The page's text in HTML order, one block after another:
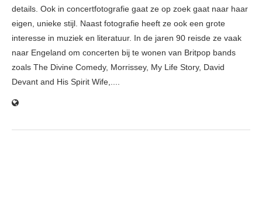
details. Ook in concertfotografie gaat ze op zoek gaat naar haar
eigen, unieke stijl. Naast fotografie heeft ze ook een grote
interesse in muziek en literatuur. In de jaren 90 reisde ze vaak
naar Engeland om concerten bij te wonen van Britpop bands
zoals The Divine Comedy, Morrissey, My Life Story, David
Devant and His Spirit Wife,....